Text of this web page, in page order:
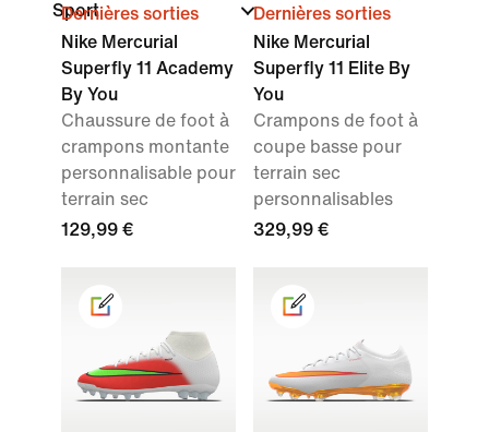
Sport
Dernières sorties
Nike Mercurial
Superfly 11 Academy
By You
Chaussure de foot à
crampons montante
personnalisable pour
terrain sec
129,99 €
Dernières sorties
Nike Mercurial
Superfly 11 Elite By
You
Crampons de foot à
coupe basse pour
terrain sec
personnalisables
329,99 €